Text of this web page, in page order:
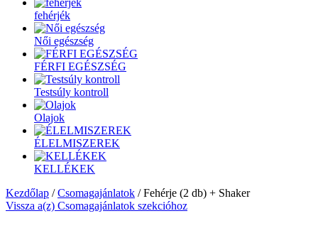
fehérjék
Női egészség
FÉRFI EGÉSZSÉG
Testsúly kontroll
Olajok
ÉLELMISZEREK
KELLÉKEK
Kezdőlap /Csomagajánlatok / Fehérje (2 db) + Shaker
Vissza a(z) Csomagajánlatok szekcióhoz